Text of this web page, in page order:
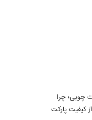
چرا
کیفیت پارکت